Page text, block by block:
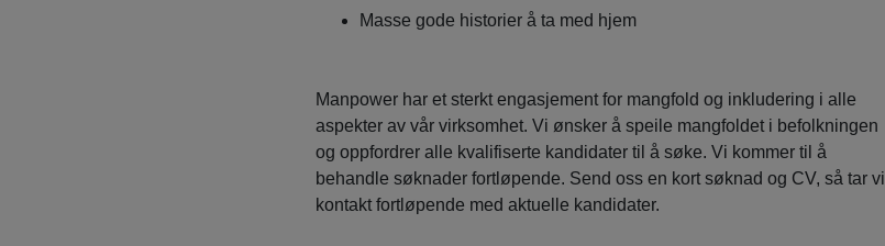
Masse gode historier å ta med hjem
Manpower har et sterkt engasjement for mangfold og inkludering i alle
aspekter av vår virksomhet. Vi ønsker å speile mangfoldet i befolkningen
og oppfordrer alle kvalifiserte kandidater til å søke. Vi kommer til å
behandle søknader fortløpende. Send oss en kort søknad og CV, så tar vi
kontakt fortløpende med aktuelle kandidater.